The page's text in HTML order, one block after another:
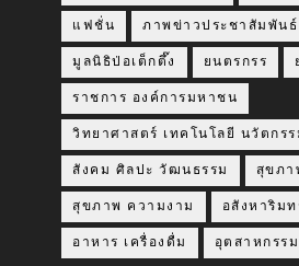
แฟชั่น ภาพข่าวประชาสัมพันธ์
มูลนิธิป่อเต็กตึ๊ง ยนตรกรร
ราชการ องค์การมหาชน
วิทยาศาสตร์ เทคโนโลยี นวัตกรร
สังคม ศิลปะ วัฒนธรรม สุขภา
สุขภาพ ความงาม อสังหาริมท
อาหาร เครื่องดื่ม อุตสาหกรรม